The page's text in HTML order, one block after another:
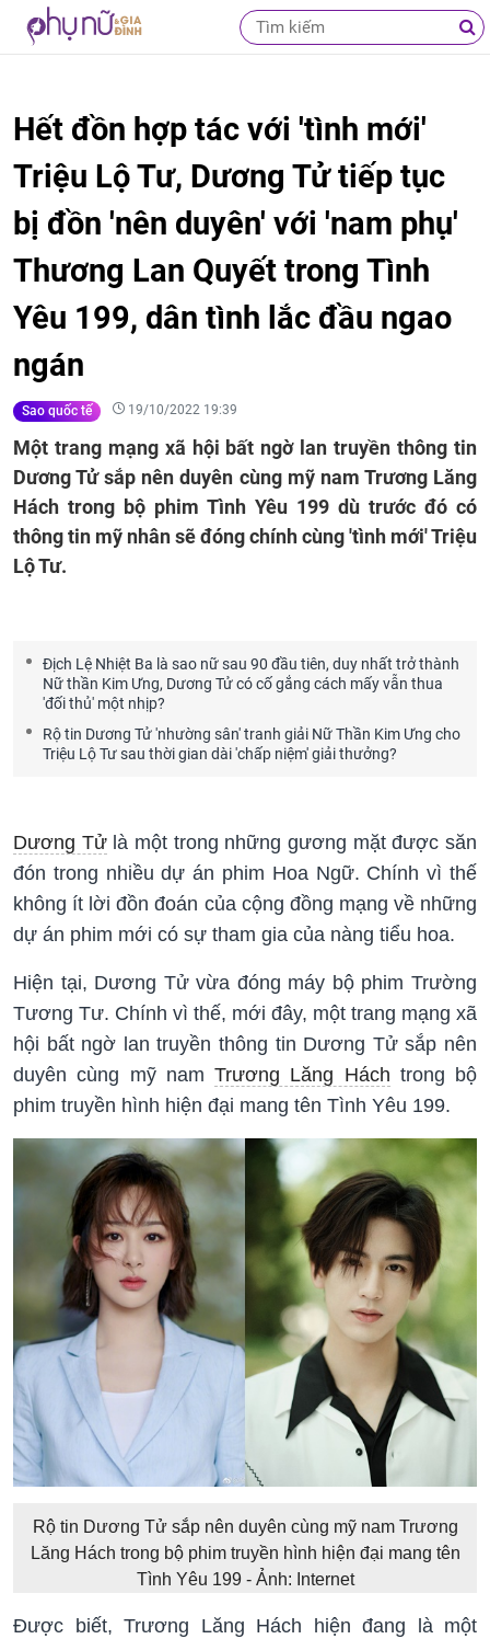
Hết đồn hợp tác với 'tình mới'
Triệu Lộ Tư, Dương Tử tiếp tục
bị đồn 'nên duyên' với 'nam phụ'
Thương Lan Quyết trong Tình
Yêu 199, dân tình lắc đầu ngao
ngán
Sao quốc tế 19/10/2022 19:39
Một trang mạng xã hội bất ngờ lan truyền thông tin
Dương Tử sắp nên duyên cùng mỹ nam Trương Lăng
Hách trong bộ phim Tình Yêu 199 dù trước đó có
thông tin mỹ nhân sẽ đóng chính cùng 'tình mới' Triệu
Lộ Tư.
Địch Lệ Nhiệt Ba là sao nữ sau 90 đầu tiên, duy nhất trở thành
Nữ thần Kim Ưng, Dương Tử có cố gắng cách mấy vẫn thua
'đối thủ' một nhịp?
Rộ tin Dương Tử 'nhường sân' tranh giải Nữ Thần Kim Ưng cho
Triệu Lộ Tư sau thời gian dài 'chấp niệm' giải thưởng?
Dương Tửlà một trong những gương mặt được săn
đón trong nhiều dự án phim Hoa Ngữ. Chính vì thế
không ít lời đồn đoán của cộng đồng mạng về những
dự án phim mới có sự tham gia của nàng tiểu hoa.
Hiện tại, Dương Tử vừa đóng máy bộ phim Trường
Tương Tư. Chính vì thế, mới đây, một trang mạng xã
hội bất ngờ lan truyền thông tin Dương Tử sắp nên
duyên cùng mỹ nam Trương Lăng Hách trong bộ
phim truyền hình hiện đại mang tên Tình Yêu 199.
Rộ tin Dương Tử sắp nên duyên cùng mỹ nam Trương
Lăng Hách trong bộ phim truyền hình hiện đại mang tên
Tình Yêu 199 - Ảnh: Internet
Được biết, Trương Lăng Hách hiện đang là một